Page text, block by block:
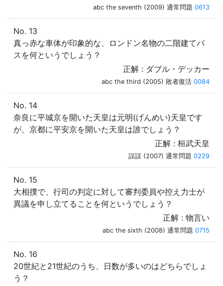
abc the seventh (2009) 通常問題 0613
No. 13
真っ赤な車体が印象的な、ロンドン名物の二階建てバ
スを何というでしょう？
正解 : ダブル・デッカー
abc the third (2005) 敗者復活 0084
No. 14
奈良に平城京を開いた天皇は元明(げんめい)天皇です
が、京都に平安京を開いた天皇は誰でしょう？
正解 : 桓武天皇
誤誤 (2007) 通常問題 0229
No. 15
大相撲で、行司の判定に対して審判委員や控え力士が
異議を申し立てることを何というでしょう？
正解 : 物言い
abc the sixth (2008) 通常問題 0715
No. 16
20世紀と21世紀のうち、日数が多いのはどちらでしょ
う？